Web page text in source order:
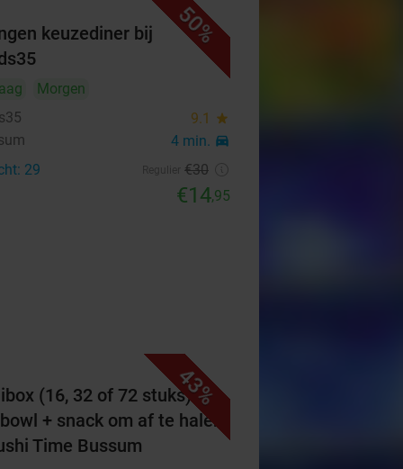
50%
keuzediner bij
Morgen
9.1 star
4 min. directions_car
29 €30
€14,95
43%
(16, 32 of 72 stuks) of
+ snack om af te halen
Time Bussum